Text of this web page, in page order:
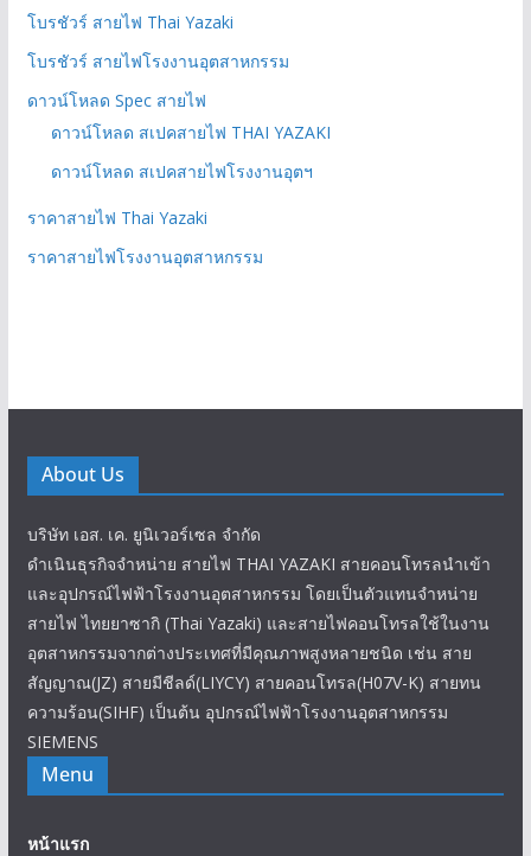
โบรชัวร์ สายไฟ Thai Yazaki
โบรชัวร์ สายไฟโรงงานอุตสาหกรรม
ดาวน์โหลด Spec สายไฟ
ดาวน์โหลด สเปคสายไฟ THAI YAZAKI
ดาวน์โหลด สเปคสายไฟโรงงานอุตฯ
ราคาสายไฟ Thai Yazaki
ราคาสายไฟโรงงานอุตสาหกรรม
About Us
บริษัท เอส. เค. ยูนิเวอร์เซล จำกัด
ดำเนินธุรกิจจำหน่าย สายไฟ THAI YAZAKI สายคอนโทรลนำเข้า
และอุปกรณ์ไฟฟ้าโรงงานอุตสาหกรรม โดยเป็นตัวแทนจำหน่าย
สายไฟ ไทยยาซากิ (Thai Yazaki) และสายไฟคอนโทรลใช้ในงาน
อุตสาหกรรมจากต่างประเทศที่มีคุณภาพสูงหลายชนิด เช่น สาย
สัญญาณ(JZ) สายมีชีลด์(LIYCY) สายคอนโทรล(H07V-K) สายทน
ความร้อน(SIHF) เป็นต้น อุปกรณ์ไฟฟ้าโรงงานอุตสาหกรรม
SIEMENS
Menu
หน้าแรก